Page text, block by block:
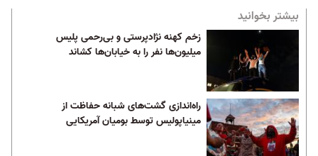
بیشتر بخوانید
زخم کهنه نژادپرستی و بی‌رحمی پلیس
میلیون‌ها نفر را به خیابان‌ها کشاند
راه‌اندازی گشت‌های شبانه حفاظت از
مینیاپولیس توسط بومیان آمریکایی